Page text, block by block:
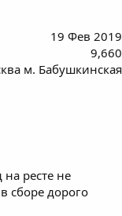
19 Фев 2019
9,660
м. Бабушкинская
ресте не
сборе дорого